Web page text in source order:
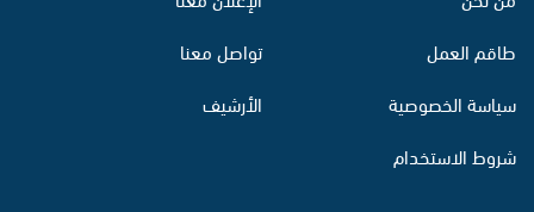
طاقم العمل
سياسة الخصوصية
شروط الاستخدام
تواصل معنا
الأرشيف